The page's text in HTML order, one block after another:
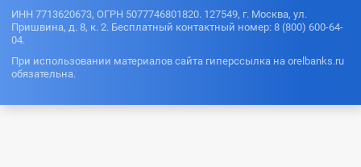
ИНН 7713620673, ОГРН 5077746801820. 127549, г. Москва, ул.
Пришвина, д. 8, к. 2. Бесплатный контактный номер: 8 (800) 600-64-
04.
При использовании материалов сайта гиперссылка на orelbanks.ru
обязательна.